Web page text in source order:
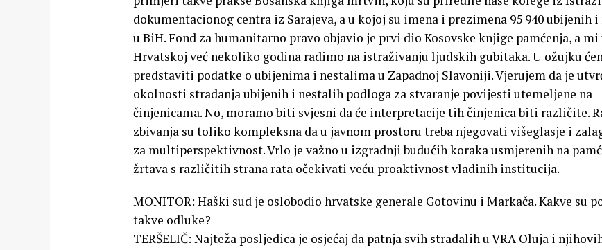
dokumentacionog centra iz Sarajeva, a u kojoj su imena i prezimena 95 940 ubijenih
u BiH. Fond za humanitarno pravo objavio je prvi dio Kosovske knjige pamćenja, a mi
Hrvatskoj već nekoliko godina radimo na istraživanju ljudskih gubitaka. U ožujku
predstaviti podatke o ubijenima i nestalima u Zapadnoj Slavoniji. Vjerujem da je
okolnosti stradanja ubijenih i nestalih podloga za stvaranje povijesti utemeljene na
činjenicama. No, moramo biti svjesni da će interpretacije tih činjenica biti različite.
zbivanja su toliko kompleksna da u javnom prostoru treba njegovati višeglasje i
za multiperspektivnost. Vrlo je važno u izgradnji budućih koraka usmjerenih na
žrtava s različitih strana rata očekivati veću proaktivnost vladinih institucija.
MONITOR: Haški sud je oslobodio hrvatske generale Gotovinu i Markača. Kakve su
takve odluke?
TERŠELIČ: Najteža posljedica je osjećaj da patnja svih stradalih u VRA Oluja i